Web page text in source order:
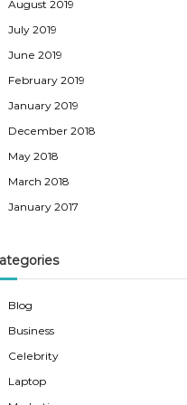
August 2019
July 2019
June 2019
February 2019
January 2019
December 2018
May 2018
March 2018
January 2017
Blog
Business
Celebrity
Laptop